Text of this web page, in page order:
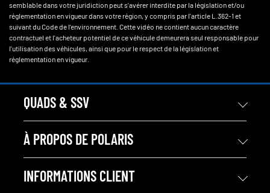
semblable dans votre juridiction peut s'avérer interdite par la législation et/ou
réglementation en vigueur dans votre région, y compris par l'article L.362-1 et
suivant du Code de l'environnement. Cette vidéo ne contient aucun caractère
contractuel et l'acheteur potentiel de ce véhicule demeurera seul responsable pour
l'utilisation des véhicules, ainsi que pour le respect de la législation et
réglementation en vigueur.
QUADS & SSV
À PROPOS DE POLARIS
INFORMATIONS CLIENT